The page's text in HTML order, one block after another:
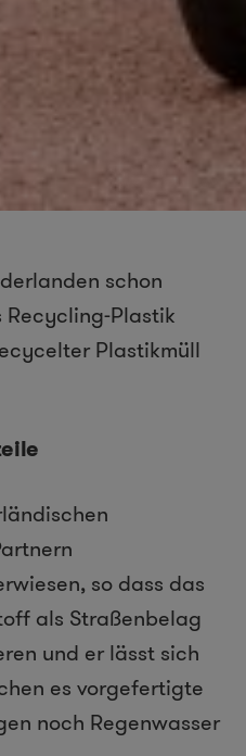
schon
Plastik
Plastikmüll
so dass das
als Straßenbelag
und er lässt sich
es vorgefertigte
noch Regenwasser